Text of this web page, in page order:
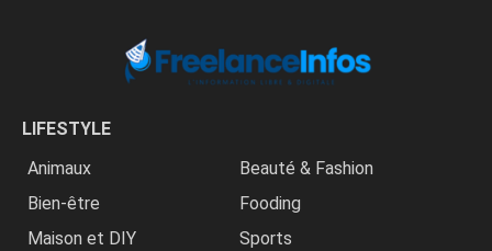
LIFESTYLE
Animaux
Beauté & Fashion
Bien-être
Fooding
Maison et DIY
Sports